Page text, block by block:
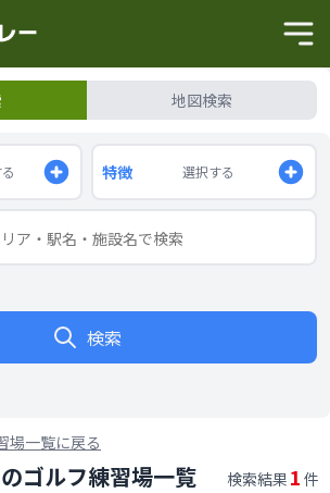
地図検索
特徴 選択する
検索
場一覧に戻る
ゴルフ練習場一覧 検索結果 1 件